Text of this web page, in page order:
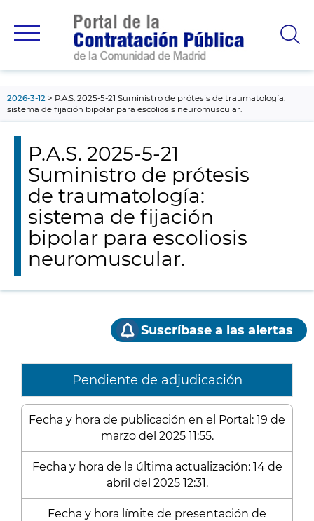
principal
2026-3-12
P.A.S. 2025-5-21 Suministro de prótesis de traumatología:
sistema de fijación bipolar para escoliosis neuromuscular.
P.A.S. 2025-5-21
Suministro de prótesis
de traumatología:
sistema de fijación
bipolar para escoliosis
neuromuscular.
Suscríbase a las alertas
Pendiente de adjudicación
Fecha y hora de publicación en el Portal: 19 de
marzo del 2025 11:55.
Fecha y hora de la última actualización: 14 de
abril del 2025 12:31.
Fecha y hora límite de presentación de